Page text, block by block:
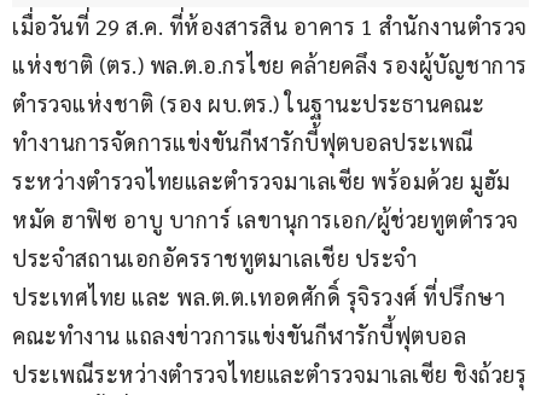
เมื่อวันที่ 29 ส.ค. ที่ห้องสารสิน อาคาร 1 สำนักงานตำรวจ
แห่งชาติ (ตร.) พล.ต.อ.กรไชย คล้ายคลึง รองผู้บัญชาการ
ตำรวจแห่งชาติ (รอง ผบ.ตร.) ในฐานะประธานคณะ
ทำงานการจัดการแข่งขันกีฬารักบี้ฟุตบอลประเพณี
ระหว่างตำรวจไทยและตำรวจมาเลเซีย พร้อมด้วย มูฮัม
หมัด ฮาฟิซ อาบู บาการ์ เลขานุการเอก/ผู้ช่วยทูตตำรวจ
ประจำสถานเอกอัครราชทูตมาเลเชีย ประจำ
ประเทศไทย และ พล.ต.ต.เทอดศักดิ์ รุจิรวงศ์ ที่ปรึกษา
คณะทำงาน แถลงข่าวการแข่งขันกีฬารักบี้ฟุตบอล
ประเพณีระหว่างตำรวจไทยและตำรวจมาเลเซีย ชิงถ้วยรุ